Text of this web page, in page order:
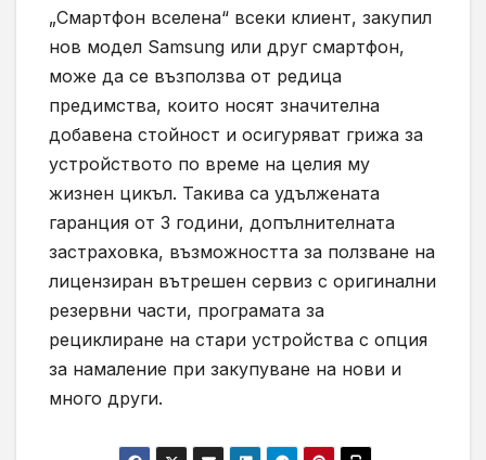
„Смартфон вселена“ всеки клиент, закупил
нов модел Samsung или друг смартфон,
може да се възползва от редица
предимства, които носят значителна
добавена стойност и осигуряват грижа за
устройството по време на целия му
жизнен цикъл. Такива са удължената
гаранция от 3 години, допълнителната
застраховка, възможността за ползване на
лицензиран вътрешен сервиз с оригинални
резервни части, програмата за
рециклиране на стари устройства с опция
за намаление при закупуване на нови и
много други.